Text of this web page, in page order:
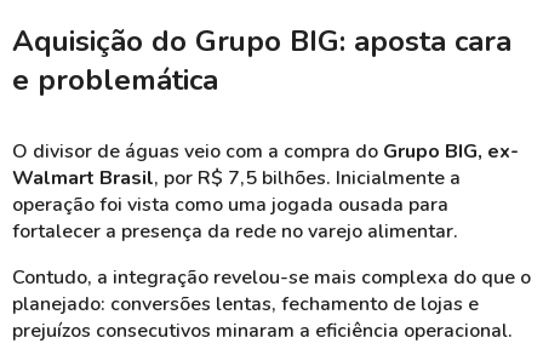
Aquisição do Grupo BIG: aposta cara
e problemática
O divisor de águas veio com a compra do Grupo BIG, ex-
Walmart Brasil, por R$ 7,5 bilhões. Inicialmente a
operação foi vista como uma jogada ousada para
fortalecer a presença da rede no varejo alimentar.
Contudo, a integração revelou-se mais complexa do que o
planejado: conversões lentas, fechamento de lojas e
prejuízos consecutivos minaram a eficiência operacional.